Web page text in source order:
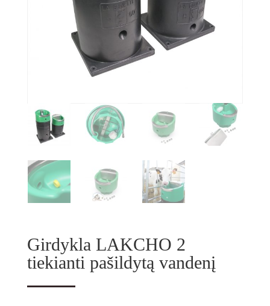
Girdykla LAKCHO 2
tiekianti pašildytą vandenį